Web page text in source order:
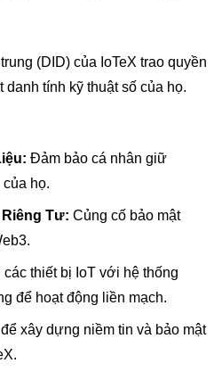
(DID) của IoTeX trao quyền
tính kỹ thuật số của họ.
Đảm bảo cá nhân giữ
họ.
Tư: Củng cố bảo mật
các thiết bị IoT với hệ thống
để hoạt động liền mạch.
xây dựng niềm tin và bảo mật